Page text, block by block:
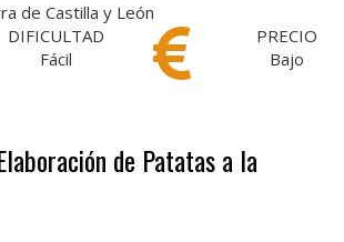
de Castilla y León
DIFICULTAD
Fácil
PRECIO
Bajo
de Patatas a la